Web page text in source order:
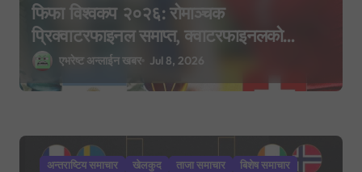
फिफा विश्वकप २०२६: रोमाञ्चक
प्रिक्वाटरफाइनल समाप्त, क्वाटरफाइनलको
समीकरण पूरा
एभरेष्ट अन्लाईन खबर Jul 8, 2026
अन्तराष्टिय समाचार खेलकुद ताजा समाचार
बिशेष समाचार